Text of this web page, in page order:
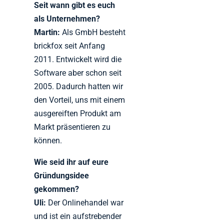
Seit wann gibt es euch
als Unternehmen?
Martin:Als GmbH besteht
brickfox seit Anfang
2011. Entwickelt wird die
Software aber schon seit
2005. Dadurch hatten wir
den Vorteil, uns mit einem
ausgereiften Produkt am
Markt präsentieren zu
können.
Wie seid ihr auf eure
Gründungsidee
gekommen?
Uli: Der Onlinehandel war
und ist ein aufstrebender